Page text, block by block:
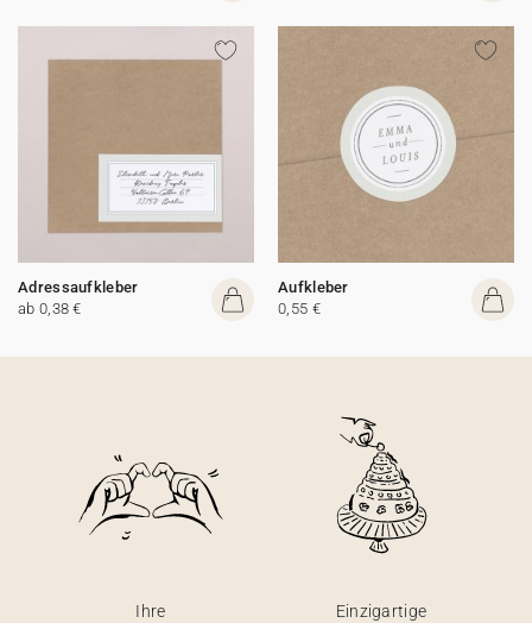
Adressaufkleber
ab 0,38 €
Aufkleber
0,55 €
Ihre
Einzigartige